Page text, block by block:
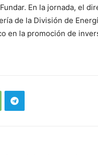
En la jornada, el
de la División de
en la promoción de